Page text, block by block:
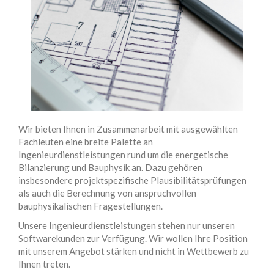
Wir bieten Ihnen in Zusammenarbeit mit ausgewählten
Fachleuten eine breite Palette an
Ingenieurdienstleistungen rund um die energetische
Bilanzierung und Bauphysik an. Dazu gehören
insbesondere projektspezifische Plausibilitätsprüfungen
als auch die Berechnung von anspruchvollen
bauphysikalischen Fragestellungen.
Unsere Ingenieurdienstleistungen stehen nur unseren
Softwarekunden zur Verfügung. Wir wollen Ihre Position
mit unserem Angebot stärken und nicht in Wettbewerb zu
Ihnen treten.